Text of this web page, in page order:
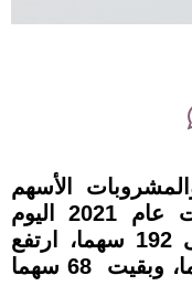
الأسهم
المرتفعة فى ختام أخر جلسات عام 2021 اليوم
الخميس حيث تم التداول على 192 سهما، ارتفع
منها 92 سهما، وانخفض 32 سهما، وبقيت 68 سهما